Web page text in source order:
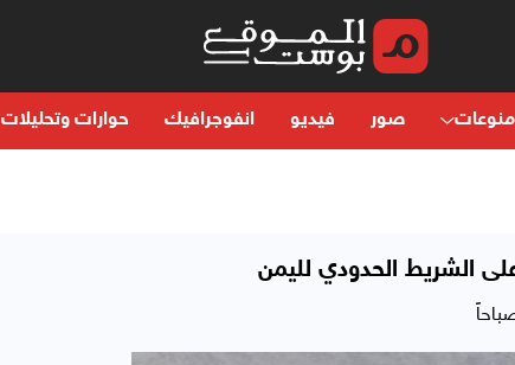
منوعات صور فيديو انفوجرافيك حوارات وتحليلات